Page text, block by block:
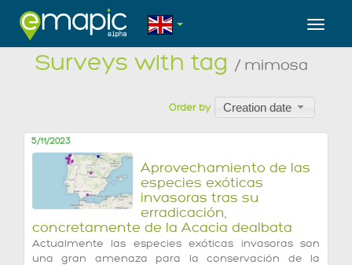
Surveys with tag / mimosa
Order by Creation date
5/11/2023
Aprovechamiento de las
especies exóticas
invasoras tras su
erradicación,
concretamente de la Acacia dealbata
Actualmente las especies exóticas invasoras son
una gran amenaza para la conservación de la